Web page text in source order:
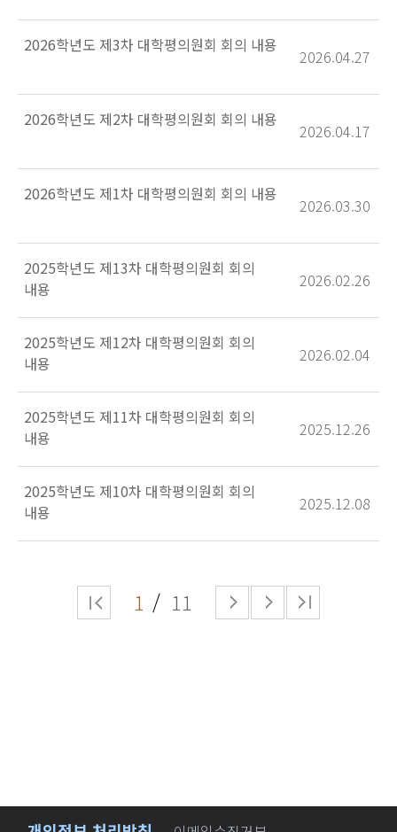
2026학년도 제3차 대학평의원회 회의 내용
2026.04.27
2026학년도 제2차 대학평의원회 회의 내용
2026.04.17
2026학년도 제1차 대학평의원회 회의 내용
2026.03.30
2025학년도 제13차 대학평의원회 회의
내용
2026.02.26
2025학년도 제12차 대학평의원회 회의
내용
2026.02.04
2025학년도 제11차 대학평의원회 회의
내용
2025.12.26
2025학년도 제10차 대학평의원회 회의
내용
2025.12.08
1 11